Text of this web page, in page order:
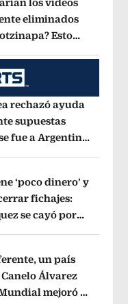
eliminados
Esto
rechazó ayuda
supuestas
fue a Argentina
‘poco dinero’ y
fichajes:
se cayó por
un país
Canelo Álvarez
mejoró la